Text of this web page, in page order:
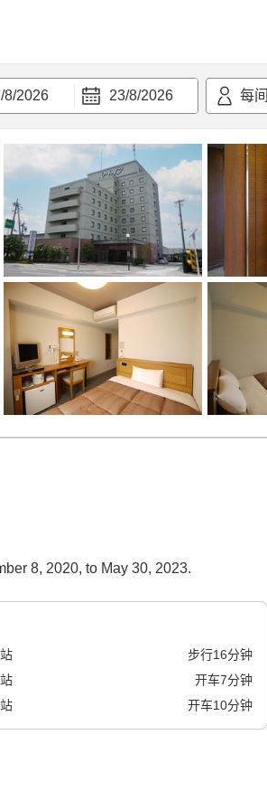
8/2026 23/8/2026 每间
8, 2020, to May 30, 2023.
步行16分钟
开车7分钟
开车10分钟